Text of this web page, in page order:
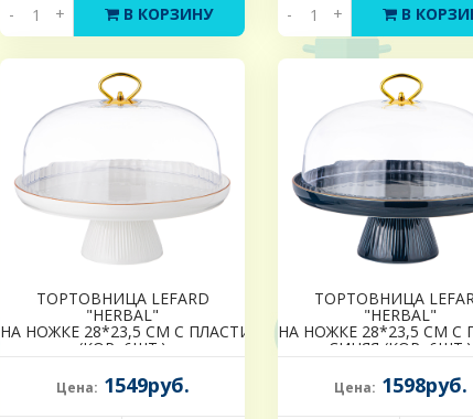
- + В КОРЗИНУ - + В
ТОРТОВНИЦА LEFARD
"HERBAL"
НА НОЖКЕ 28*23,5 СМ С ПЛАСТИКОВОЙ КРЫШКОЙ
(КОР=6ШТ.)
Цена: 1549руб.
ТОРТОВНИЦА
"HERBAL"
НА НОЖКЕ 28*23,5 СМ
СИНЯЯ (КОР=6ШТ.)
Цена: 1598руб.